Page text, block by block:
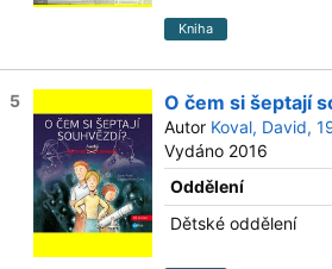
Kniha
5 O čem si šeptají
Autor Koval, David,
Vydáno 2016
Oddělení
Dětské oddělení